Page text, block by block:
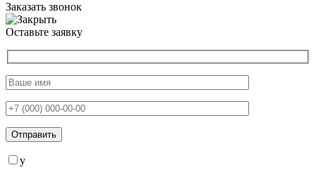
Заказать звонок
Оставьте заявку
y